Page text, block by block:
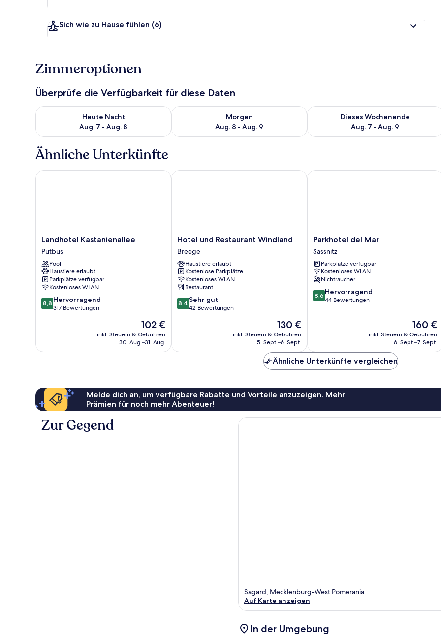
Sich wie zu Hause fühlen (6)
Zimmeroptionen
Überprüfe die Verfügbarkeit für diese Daten
Heute Nacht
Aug. 7 - Aug. 8
Überprüfe die Verfügbarkeit für heute Nacht, Aug. 7 - Aug. 8.
Morgen
Aug. 8 - Aug. 9
Überprüfe die Verfügbarkeit für morgen, Aug. 8 - Aug. 9.
Dieses Wochenende
Aug. 7 - Aug. 9
Überprüfe die Verfügbarkeit für
Ähnliche Unterkünfte
Landhotel
Kastanienallee
Putbus
Landhotel Kastanienallee
Putbus
Pool
Haustiere erlaubt
Parkplätze verfügbar
Kostenloses WLAN
8.8
von
8,8 Hervorragend
317 Bewertungen
Der
Preis
beträgt
102 €
inkl. Steuern & Gebühren
30. Aug.–31. Aug.
Landhotel Kastanienallee
Hotel
und
Restaurant
Windland
Breege
Hotel und Restaurant Windland
Breege
Haustiere erlaubt
Kostenlose Parkplätze
Kostenloses WLAN
Restaurant
8.4
von
Bewertungen
8,4 Sehr gut
42 Bewertungen
Der
Preis
beträgt
130 €
inkl. Steuern & Gebühren
5. Sept.–6. Sept.
Hotel und Restaurant Windland
Parkhotel
del
Mar
Sassnitz
Parkhotel del Mar
Sassnitz
Parkplätze verfügbar
Kostenloses WLAN
Nichtraucher
8.6
von
8,6 Hervorragend
44 Bewertungen
Der
Preis
beträgt
160 €
inkl. Steuern & Gebühren
6. Sept.–7. Sept.
Parkhotel del Mar
Ähnliche Unterkünfte vergleichen
Melde dich an, um verfügbare Rabatte und Vorteile anzuzeigen. Mehr
Prämien für noch mehr Abenteuer!
Zur Gegend
Sagard, Mecklenburg-West Pomerania
Auf Karte anzeigen
In der Umgebung